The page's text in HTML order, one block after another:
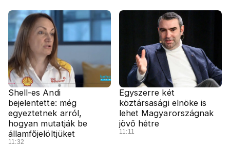
Shell-es Andi
bejelentette: még
egyeztetnek arról,
hogyan mutatják be
államfőjelöltjüket
11:32
Egyszerre két
köztársasági elnöke is
lehet Magyarországnak
jövő hétre
11:11